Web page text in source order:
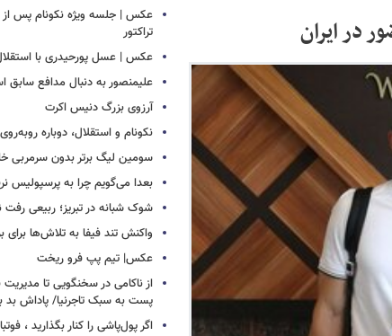
در ایران
عکس | جلسه ویژه نکونام پس از
تراکتور
عکس | عسل پورحیدری با
علیمنصور به دنبال مدافع سابق
آرزوی بزرگ دنیس اکرت
نکونام و استقلال، دوباره
سومین لیگ برتر بدون سرمربی
بعدا می‌گویم چرا به پرسپولیس
شوک شبانه در تبریز؛ ربیعی رفت
واکنش تند فیفا به تلاش‌ها برای
عکس| تیم پپ فرو ریخت
از ناکامی در سخنگویی تا مدیریت
پست به سبک تاجرنیا/ پاداش بد
اگر پول‌پاشی را کنار بگذارید ،